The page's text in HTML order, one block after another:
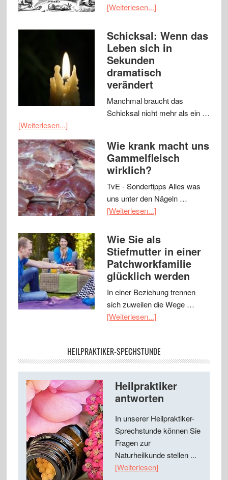
[Weiterlesen...]
Schicksal: Wenn das
Leben sich in
Sekunden
dramatisch
verändert
Manchmal braucht das
Schicksal nicht mehr als ein …
[Weiterlesen...]
Wie krank macht uns
Gammelfleisch
wirklich?
TvE - Sondertipps Alles was
uns unter den Nägeln …
[Weiterlesen...]
Wie Sie als
Stiefmutter in einer
Patchworkfamilie
glücklich werden
In einer Beziehung trennen
sich zuweilen die Wege …
[Weiterlesen...]
HEILPRAKTIKER-SPECHSTUNDE
Heilpraktiker
antworten
In unserer Heilpraktiker-
Sprechstunde können Sie
Fragen zur
Naturheilkunde stellen ...
[Weiterlesen]